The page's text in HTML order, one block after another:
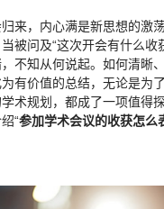
来，内心满是新思想的激
被问及“这次开会有什么收
不知从何说起。如何清晰
有价值的总结，无论是为
术规划，都成了一项值得
“参加学术会议的收获怎么